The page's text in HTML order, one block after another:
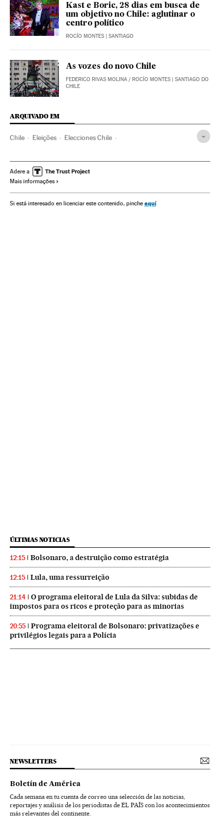
Kast e Boric, 28 dias em busca de
um objetivo no Chile: aglutinar o
centro político
ROCÍO MONTES | SANTIAGO
As vozes do novo Chile
FEDERICO RIVAS MOLINA / ROCÍO MONTES | SANTIAGO DO
CHILE
ARQUIVADO EM
Chile Eleições Elecciones Chile
Sebastián Piñera Candidaturas políticas
Correntes políticas
América Latina América Resultados eleitorais
Adere a
Mais informações
Si está interesado en licenciar este contenido, pinche aquí
ÚLTIMAS NOTICIAS
12:15 Bolsonaro, a destruição como estratégia
12:15 Lula, uma ressurreição
21:14
O programa eleitoral de Lula da Silva: subidas de
impostos para os ricos e proteção para as minorias
20:55
Programa eleitoral de Bolsonaro: privatizações e
privilégios legais para a Polícia
NEWSLETTERS
Boletín de América
Cada semana en tu cuenta de correo una selección de las noticias,
reportajes y análisis de los periodistas de EL PAÍS con los acontecimientos
más relevantes del continente.